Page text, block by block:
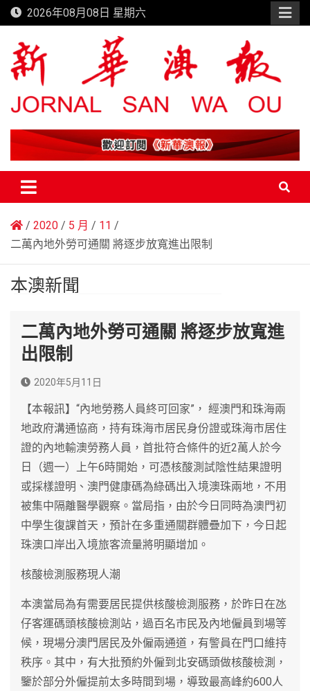
Skip
to
content
2026年08月08日 星期六
新華澳報
2020 5 月
11
二萬內地外勞可通關 將逐步放寬進出限制
本澳新聞
二萬內地外勞可通關 將逐步放寬進
出限制
2020年5月11日
【本報訊】“內地勞務人員終可回家”， 經澳門和珠海兩
地政府溝通協商，持有珠海市居民身份證或珠海市居住
證的內地輸澳勞務人員，首批符合條件的近2萬人於今
日（週一）上午6時開始，可憑核酸測試陰性結果證明
或採樣證明、澳門健康碼為綠碼出入境澳珠兩地，不用
被集中隔離醫學觀察。當局指，由於今日同時為澳門初
中學生復課首天，預計在多重通關群體疊加下，今日起
珠澳口岸出入境旅客流量將明顯增加。
核酸檢測服務現人潮
本澳當局為有需要居民提供核酸檢測服務，於昨日在氹
仔客運碼頭核酸檢測站，過百名市民及內地僱員到場等
候，現場分澳門居民及外僱兩通道，有警員在門口維持
秩序。其中，有大批預約外僱到北安碼頭做核酸檢測，
鑒於部分外僱提前太多時間到場，導致最高峰約600人